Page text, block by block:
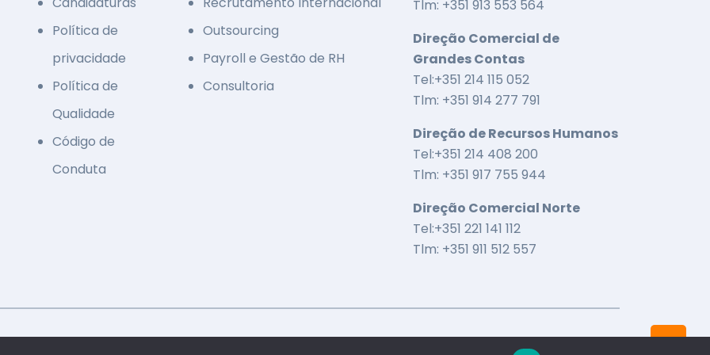
Política de
privacidade
Política de
Qualidade
Código de
Conduta
Outsourcing
Payroll e Gestão de RH
Consultoria
Tlm: +351 913 553 564
Direção Comercial de
Grandes Contas
Tel:+351 214 115 052
Tlm: +351 914 277 791
Direção de Recursos Humanos
Tel:+351 214 408 200
Tlm: +351 917 755 944
Direção Comercial Norte
Tel:+351 221 141 112
Tlm: +351 911 512 557
Intelac © Desenvolvido em 2024